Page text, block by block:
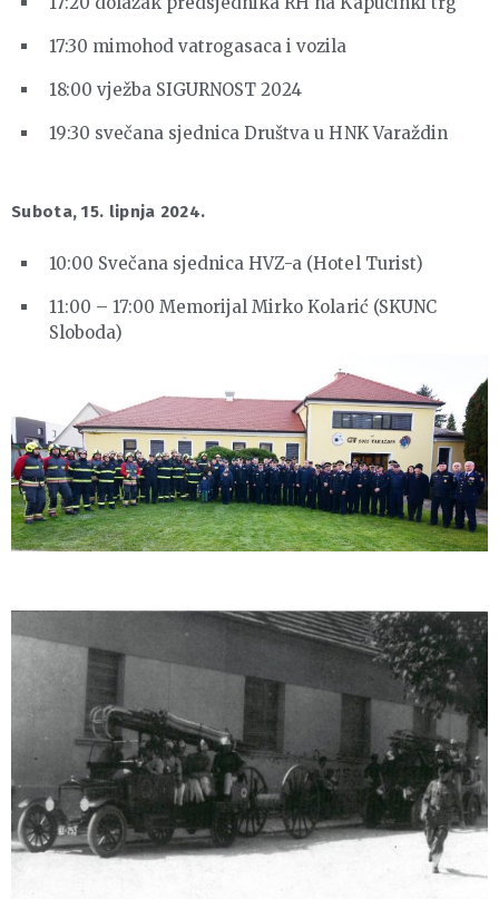
17:30 mimohod vatrogasaca i vozila
18:00 vježba SIGURNOST 2024
19:30 svečana sjednica Društva u HNK Varaždin
Subota, 15. lipnja 2024.
10:00 Svečana sjednica HVZ-a (Hotel Turist)
11:00 – 17:00 Memorijal Mirko Kolarić (SKUNC
Sloboda)